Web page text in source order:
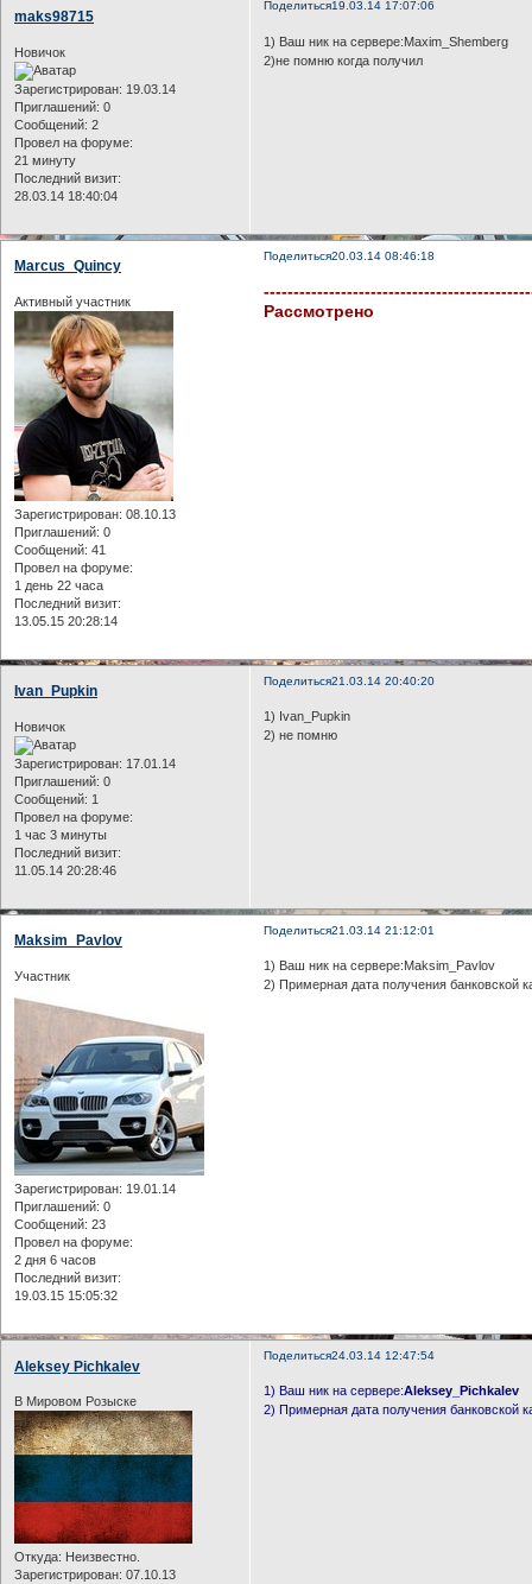
Поделиться19.03.14 17:07:06
maks98715
Новичок
Зарегистрирован: 19.03.14
Приглашений: 0
Сообщений: 2
Провел на форуме:
21 минуту
Последний визит:
28.03.14 18:40:04
1) Ваш ник на сервере:Maxim_Shemberg
2)не помню когда получил
Поделиться20.03.14 08:46:18
Marcus_Quincy
Активный участник
Зарегистрирован: 08.10.13
Приглашений: 0
Сообщений: 41
Провел на форуме:
1 день 22 часа
Последний визит:
13.05.15 20:28:14
Рассмотрено
Поделиться21.03.14 20:40:20
Ivan_Pupkin
Новичок
Зарегистрирован: 17.01.14
Приглашений: 0
Сообщений: 1
Провел на форуме:
1 час 3 минуты
Последний визит:
11.05.14 20:28:46
1) Ivan_Pupkin
2) не помню
Поделиться21.03.14 21:12:01
Maksim_Pavlov
Участник
Зарегистрирован: 19.01.14
Приглашений: 0
Сообщений: 23
Провел на форуме:
2 дня 6 часов
Последний визит:
19.03.15 15:05:32
1) Ваш ник на сервере:Maksim_Pavlov
2) Примерная дата получения банковской
Поделиться24.03.14 12:47:54
Aleksey Pichkalev
В Мировом Розыске
Откуда: Неизвестно.
Зарегистрирован: 07.10.13
1) Ваш ник на сервере:Aleksey_Pichkalev
2) Примерная дата получения банковской